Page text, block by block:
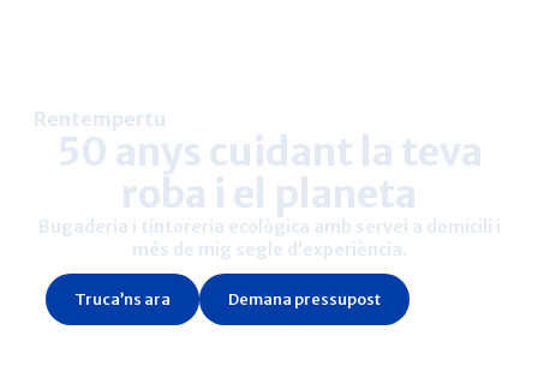
Rentempertu
50 anys cuidant la teva
roba i el planeta
Bugaderia i tintoreria ecològica amb servei a domicili i
més de mig segle d’experiència.
Truca’ns ara Demana pressupost